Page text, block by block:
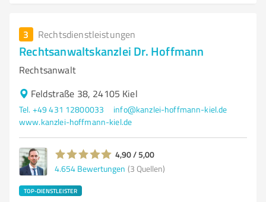
3 Rechtsdienstleistungen
Rechtsanwaltskanzlei Dr. Hoffmann
Rechtsanwalt
Feldstraße 38, 24105 Kiel
Tel. +49 431 12800033
info@kanzlei-hoffmann-kiel.de
www.kanzlei-hoffmann-kiel.de
4,90 / 5,00
4.654 Bewertungen (3 Quellen)
TOP-DIENSTLEISTER